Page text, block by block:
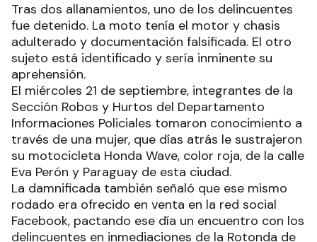
Tras dos allanamientos, uno de los delincuentes
fue detenido. La moto tenía el motor y chasis
adulterado y documentación falsificada. El otro
sujeto está identificado y sería inminente su
aprehensión.
El miércoles 21 de septiembre, integrantes de la
Sección Robos y Hurtos del Departamento
Informaciones Policiales tomaron conocimiento a
través de una mujer, que días atrás le sustrajeron
su motocicleta Honda Wave, color roja, de la calle
Eva Perón y Paraguay de esta ciudad.
La damnificada también señaló que ese mismo
rodado era ofrecido en venta en la red social
Facebook, pactando ese día un encuentro con los
delincuentes en inmediaciones de la Rotonda de